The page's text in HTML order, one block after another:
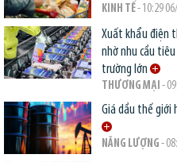
KINH TẾ- 10:29
Xuất khẩu điện
nhờ nhu cầu
trường lớn
THƯƠNG MẠI -
Giá dầu thế giới
NĂNG LƯỢNG -